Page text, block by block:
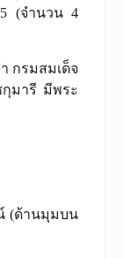
(จำนวน 4
รมสมเด็จ
มารี มีพระ
ด้านมุมบน